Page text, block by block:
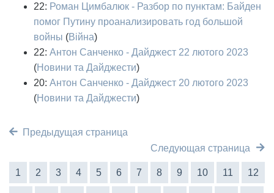
22: Роман Цимбалюк - Разбор по пунктам: Байден
помог Путину проанализировать год большой
войны (Війна)
22: Антон Санченко - Дайджест 22 лютого 2023
(Новини та Дайджести)
20: Антон Санченко - Дайджест 20 лютого 2023
(Новини та Дайджести)
Предыдущая страница
Следующая страница
1 2 3 4 5 6 7 8 9 10 11 12